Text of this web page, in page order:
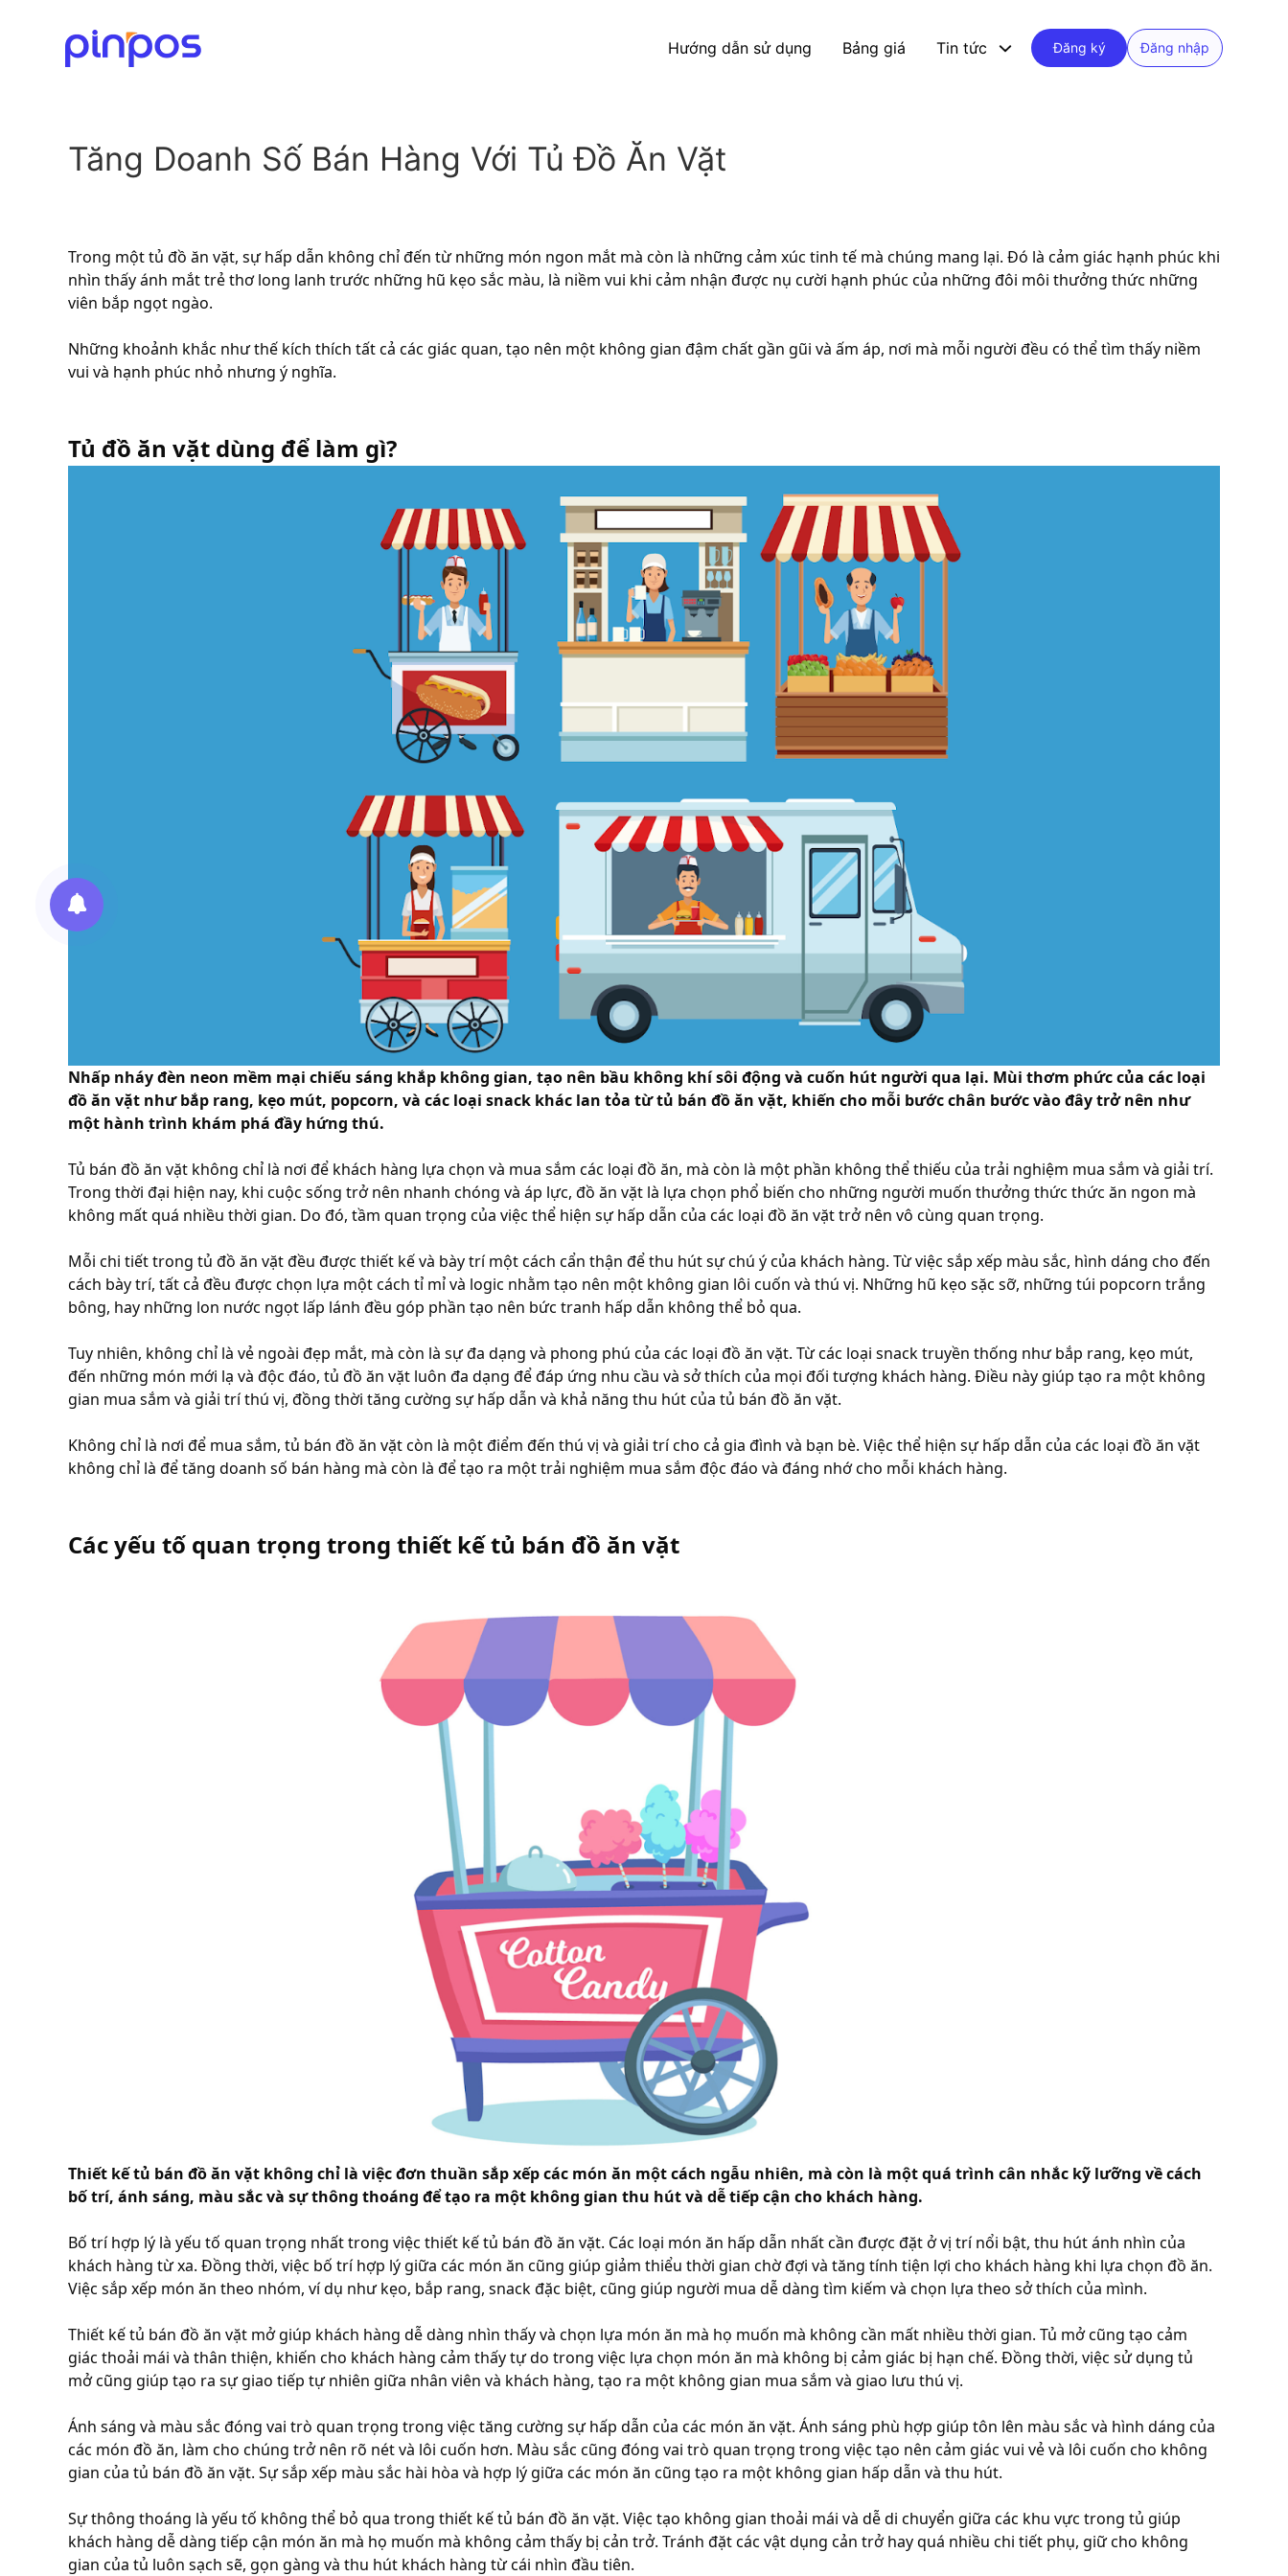
Hướng dẫn sử dụng Bảng giá Tin tức Đăng ký Đăng nhập
Tăng Doanh Số Bán Hàng Với Tủ Đồ Ăn Vặt
Trong một tủ đồ ăn vặt, sự hấp dẫn không chỉ đến từ những món ngon mắt mà còn là những cảm xúc tinh tế mà chúng mang lại. Đó là cảm giác hạnh phúc khi
nhìn thấy ánh mắt trẻ thơ long lanh trước những hũ kẹo sắc màu, là niềm vui khi cảm nhận được nụ cười hạnh phúc của những đôi môi thưởng thức những
viên bắp ngọt ngào.
Những khoảnh khắc như thế kích thích tất cả các giác quan, tạo nên một không gian đậm chất gần gũi và ấm áp, nơi mà mỗi người đều có thể tìm thấy niềm
vui và hạnh phúc nhỏ nhưng ý nghĩa.
Tủ đồ ăn vặt dùng để làm gì?
Nhấp nháy đèn neon mềm mại chiếu sáng khắp không gian, tạo nên bầu không khí sôi động và cuốn hút người qua lại. Mùi thơm phức của các loại
đồ ăn vặt như bắp rang, kẹo mút, popcorn, và các loại snack khác lan tỏa từ tủ bán đồ ăn vặt, khiến cho mỗi bước chân bước vào đây trở nên như
một hành trình khám phá đầy hứng thú.
Tủ bán đồ ăn vặt không chỉ là nơi để khách hàng lựa chọn và mua sắm các loại đồ ăn, mà còn là một phần không thể thiếu của trải nghiệm mua sắm và giải trí.
Trong thời đại hiện nay, khi cuộc sống trở nên nhanh chóng và áp lực, đồ ăn vặt là lựa chọn phổ biến cho những người muốn thưởng thức thức ăn ngon mà
không mất quá nhiều thời gian. Do đó, tầm quan trọng của việc thể hiện sự hấp dẫn của các loại đồ ăn vặt trở nên vô cùng quan trọng.
Mỗi chi tiết trong tủ đồ ăn vặt đều được thiết kế và bày trí một cách cẩn thận để thu hút sự chú ý của khách hàng. Từ việc sắp xếp màu sắc, hình dáng cho đến
cách bày trí, tất cả đều được chọn lựa một cách tỉ mỉ và logic nhằm tạo nên một không gian lôi cuốn và thú vị. Những hũ kẹo sặc sỡ, những túi popcorn trắng
bông, hay những lon nước ngọt lấp lánh đều góp phần tạo nên bức tranh hấp dẫn không thể bỏ qua.
Tuy nhiên, không chỉ là vẻ ngoài đẹp mắt, mà còn là sự đa dạng và phong phú của các loại đồ ăn vặt. Từ các loại snack truyền thống như bắp rang, kẹo mút,
đến những món mới lạ và độc đáo, tủ đồ ăn vặt luôn đa dạng để đáp ứng nhu cầu và sở thích của mọi đối tượng khách hàng. Điều này giúp tạo ra một không
gian mua sắm và giải trí thú vị, đồng thời tăng cường sự hấp dẫn và khả năng thu hút của tủ bán đồ ăn vặt.
Không chỉ là nơi để mua sắm, tủ bán đồ ăn vặt còn là một điểm đến thú vị và giải trí cho cả gia đình và bạn bè. Việc thể hiện sự hấp dẫn của các loại đồ ăn vặt
không chỉ là để tăng doanh số bán hàng mà còn là để tạo ra một trải nghiệm mua sắm độc đáo và đáng nhớ cho mỗi khách hàng.
Các yếu tố quan trọng trong thiết kế tủ bán đồ ăn vặt
Thiết kế tủ bán đồ ăn vặt không chỉ là việc đơn thuần sắp xếp các món ăn một cách ngẫu nhiên, mà còn là một quá trình cân nhắc kỹ lưỡng về cách
bố trí, ánh sáng, màu sắc và sự thông thoáng để tạo ra một không gian thu hút và dễ tiếp cận cho khách hàng.
Bố trí hợp lý là yếu tố quan trọng nhất trong việc thiết kế tủ bán đồ ăn vặt. Các loại món ăn hấp dẫn nhất cần được đặt ở vị trí nổi bật, thu hút ánh nhìn của
khách hàng từ xa. Đồng thời, việc bố trí hợp lý giữa các món ăn cũng giúp giảm thiểu thời gian chờ đợi và tăng tính tiện lợi cho khách hàng khi lựa chọn đồ ăn.
Việc sắp xếp món ăn theo nhóm, ví dụ như kẹo, bắp rang, snack đặc biệt, cũng giúp người mua dễ dàng tìm kiếm và chọn lựa theo sở thích của mình.
Thiết kế tủ bán đồ ăn vặt mở giúp khách hàng dễ dàng nhìn thấy và chọn lựa món ăn mà họ muốn mà không cần mất nhiều thời gian. Tủ mở cũng tạo cảm
giác thoải mái và thân thiện, khiến cho khách hàng cảm thấy tự do trong việc lựa chọn món ăn mà không bị cảm giác bị hạn chế. Đồng thời, việc sử dụng tủ
mở cũng giúp tạo ra sự giao tiếp tự nhiên giữa nhân viên và khách hàng, tạo ra một không gian mua sắm và giao lưu thú vị.
Ánh sáng và màu sắc đóng vai trò quan trọng trong việc tăng cường sự hấp dẫn của các món ăn vặt. Ánh sáng phù hợp giúp tôn lên màu sắc và hình dáng của
các món đồ ăn, làm cho chúng trở nên rõ nét và lôi cuốn hơn. Màu sắc cũng đóng vai trò quan trọng trong việc tạo nên cảm giác vui vẻ và lôi cuốn cho không
gian của tủ bán đồ ăn vặt. Sự sắp xếp màu sắc hài hòa và hợp lý giữa các món ăn cũng tạo ra một không gian hấp dẫn và thu hút.
Sự thông thoáng là yếu tố không thể bỏ qua trong thiết kế tủ bán đồ ăn vặt. Việc tạo không gian thoải mái và dễ di chuyển giữa các khu vực trong tủ giúp
khách hàng dễ dàng tiếp cận món ăn mà họ muốn mà không cảm thấy bị cản trở. Tránh đặt các vật dụng cản trở hay quá nhiều chi tiết phụ, giữ cho không
gian của tủ luôn sạch sẽ, gọn gàng và thu hút khách hàng từ cái nhìn đầu tiên.